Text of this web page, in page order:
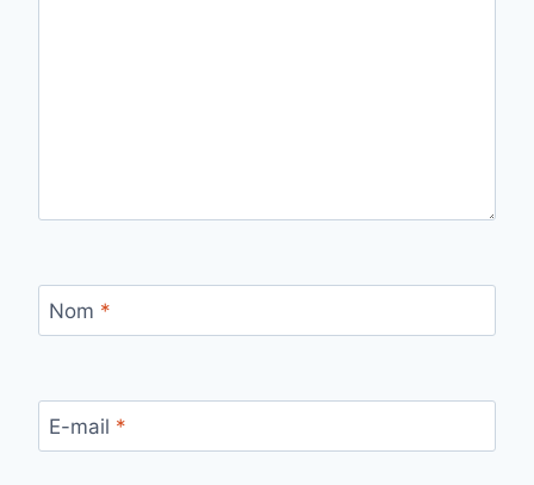
Nom *
E-mail *